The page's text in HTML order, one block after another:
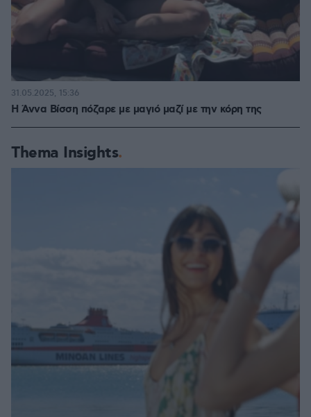
Η Άννα Βίσση πόζαρε με μαγιό μαζί με την κόρη της
31.05.2025, 15:36
Thema Insights